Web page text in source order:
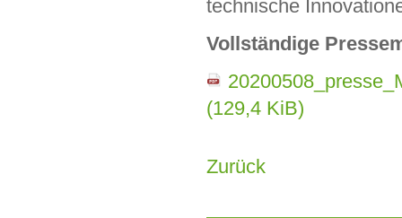
technische
Vollständige
(129,4 KiB)
Zurück